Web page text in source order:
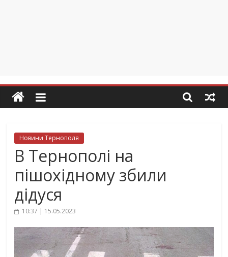
Новини Тернополя
В Тернополі на
пішохідному збили
дідуся
10:37 | 15.05.2023